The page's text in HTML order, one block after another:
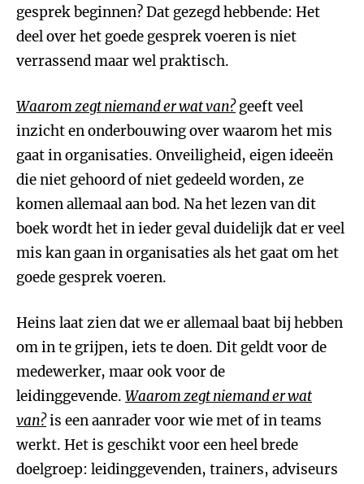
gesprek beginnen? Dat gezegd hebbende: Het
deel over het goede gesprek voeren is niet
verrassend maar wel praktisch.
Waarom zegt niemand er wat van?geeft veel
inzicht en onderbouwing over waarom het mis
gaat in organisaties. Onveiligheid, eigen ideeën
die niet gehoord of niet gedeeld worden, ze
komen allemaal aan bod. Na het lezen van dit
boek wordt het in ieder geval duidelijk dat er veel
mis kan gaan in organisaties als het gaat om het
goede gesprek voeren.
Heins laat zien dat we er allemaal baat bij hebben
om in te grijpen, iets te doen. Dit geldt voor de
medewerker, maar ook voor de
leidinggevende. Waarom zegt niemand er wat
van?is een aanrader voor wie met of in teams
werkt. Het is geschikt voor een heel brede
doelgroep: leidinggevenden, trainers, adviseurs